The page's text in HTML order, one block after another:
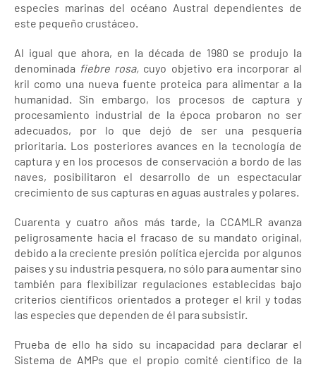
especies marinas del océano Austral dependientes de
este pequeño crustáceo.
Al igual que ahora, en la década de 1980 se produjo la
denominada fiebre rosa, cuyo objetivo era incorporar al
kril como una nueva fuente proteica para alimentar a la
humanidad. Sin embargo, los procesos de captura y
procesamiento industrial de la época probaron no ser
adecuados, por lo que dejó de ser una pesquería
prioritaria. Los posteriores avances en la tecnología de
captura y en los procesos de conservación a bordo de las
naves, posibilitaron el desarrollo de un espectacular
crecimiento de sus capturas en aguas australes y polares.
Cuarenta y cuatro años más tarde, la CCAMLR avanza
peligrosamente hacia el fracaso de su mandato original,
debido a la creciente presión política ejercida por algunos
países y su industria pesquera, no sólo para aumentar sino
también para flexibilizar regulaciones establecidas bajo
criterios científicos orientados a proteger el kril y todas
las especies que dependen de él para subsistir.
Prueba de ello ha sido su incapacidad para declarar el
Sistema de AMPs que el propio comité científico de la